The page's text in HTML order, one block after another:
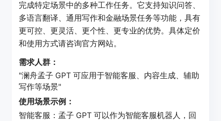
完成特定场景中的多种工作任务。它支持知识问答、
多语言翻译、通用写作和金融场景任务等功能，具有
更可控、更灵活、更个性、更专业的优势。具体定价
和使用方式请咨询官方网站。
需求人群：
"澜舟孟子 GPT 可应用于智能客服、内容生成、辅助
写作等场景"
使用场景示例：
智能客服：孟子 GPT 可以作为智能客服机器人，回